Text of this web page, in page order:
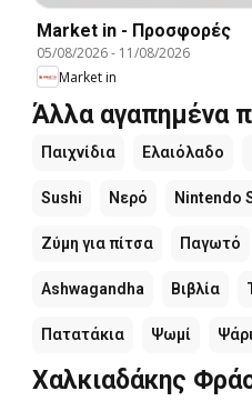
Market in - Προσφορές
05/08/2026- 11/08/2026
Market in
Άλλα αγαπημένα
Παιχνίδια Ελαιόλαδο
Sushi Νερό Nintendo
Ζύμη για πίτσα Παγωτό
Ashwagandha Βιβλία
Πατατάκια Ψωμί
Χαλκιαδάκης